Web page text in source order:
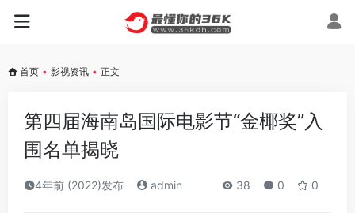
首页 • 影视资讯 • 正文
第四届海南岛国际电影节“金椰奖”入
围名单揭晓
4年前 (2022)发布 admin 38 0 0